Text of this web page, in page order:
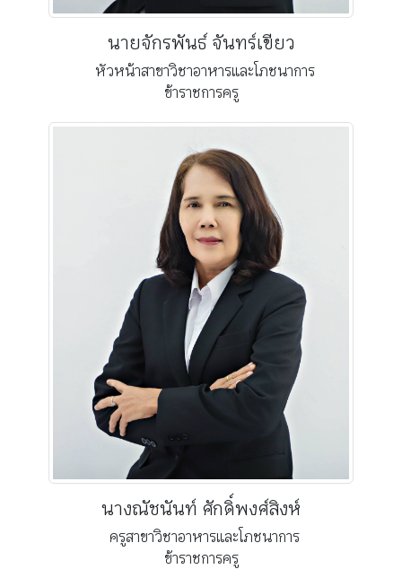
นายจักรพันธ์ จันทร์เขียว
หัวหน้าสาขาวิชาอาหารและโภชนาการ
ข้าราชการครู
นางณัชนันท์ ศักดิ์พงศ์สิงห์
ครูสาขาวิชาอาหารและโภชนาการ
ข้าราชการครู